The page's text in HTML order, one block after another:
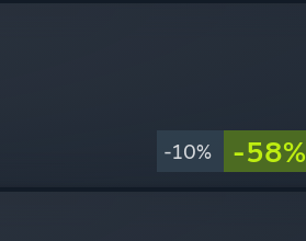
-10% -58%